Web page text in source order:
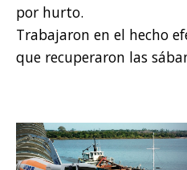
por hurto.
Trabajaron en el hecho
que recuperaron las